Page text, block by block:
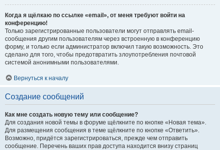
Когда я щёлкаю по ссылке «email», от меня требуют войти на
конференцию!
Только зарегистрированные пользователи могут отправлять email-
сообщения другим пользователям через встроенную в конференцию
форму, и только если администратор включил такую возможность. Это
сделано для того, чтобы предотвратить злоупотребления почтовой
системой анонимными пользователями.
Вернуться к началу
Создание сообщений
Как мне создать новую тему или сообщение?
Для создания новой темы в форуме щёлкните по кнопке «Новая тема».
Для размещения сообщения в теме щёлкните по кнопке «Ответить».
Возможно, придётся зарегистрироваться, прежде чем отправить
сообщение. Перечень ваших прав доступа находится внизу страниц